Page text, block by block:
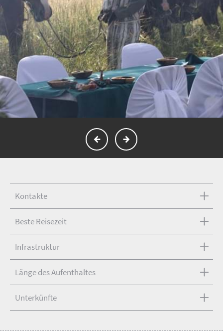
Kontakte
Beste Reisezeit
Infrastruktur
Länge des Aufenthaltes
Unterkünfte